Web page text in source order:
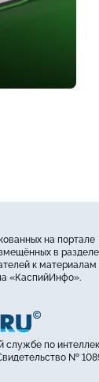
на портале
в
к материалам
«КаспийИнфо».
службе по
№